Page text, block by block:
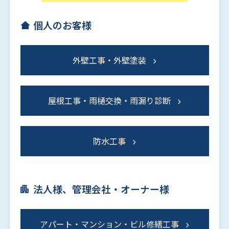
個人のお客様
外壁工事・外壁塗装
屋根工事・雨樋交換・雨漏り診断
防水工事
法人様、管理会社・オーナー様
アパート・マンション・ビル修繕工事